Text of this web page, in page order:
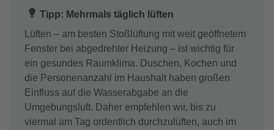
Tipp: Mehrmals täglich lüften
Lüften – am besten Stoßlüftung mit weit geöffnetem
Fenster bei abgedrehter Heizung – ist wichtig für
ein gesundes Raumklima. Duschen, Kochen und
die Personenanzahl im Haushalt haben großen
Einfluss auf die Wasserabgabe an die
Umgebungsluft. Daher empfehlen wir, bis zu
viermal am Tag ordentlich durchzulüften, auch im